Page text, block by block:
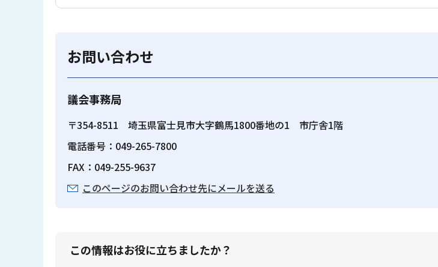
お問い合わせ
議会事務局
〒354-8511 埼玉県富士見市大字鶴馬1800番地の1 市庁舎1階
電話番号：049-265-7800
FAX：049-255-9637
このページのお問い合わせ先にメールを送る
この情報はお役に立ちましたか？